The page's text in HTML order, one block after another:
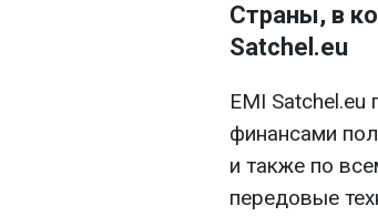
Страны, в
Satchel.eu
EMI
финансами
и также по
передовые